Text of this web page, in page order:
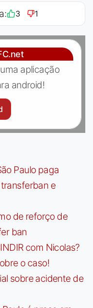
3 1
aplicação
android!
Paulo paga
e
de reforço de
ban
com Nicolas?
o caso!
sobre acidente de